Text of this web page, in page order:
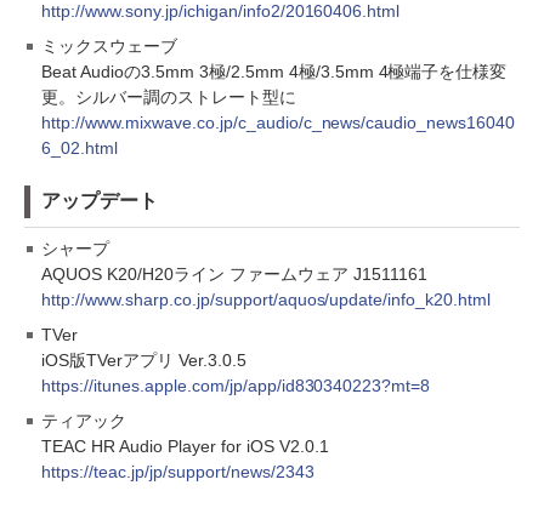
http://www.sony.jp/ichigan/info2/20160406.html
ミックスウェーブ
Beat Audioの3.5mm 3極/2.5mm 4極/3.5mm 4極端子を仕様変
更。シルバー調のストレート型に
http://www.mixwave.co.jp/c_audio/c_news/caudio_news16040
6_02.html
アップデート
シャープ
AQUOS K20/H20ライン ファームウェア J1511161
http://www.sharp.co.jp/support/aquos/update/info_k20.html
TVer
iOS版TVerアプリ Ver.3.0.5
https://itunes.apple.com/jp/app/id830340223?mt=8
ティアック
TEAC HR Audio Player for iOS V2.0.1
https://teac.jp/jp/support/news/2343